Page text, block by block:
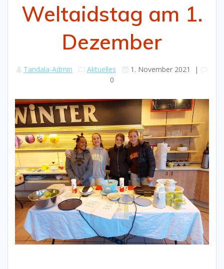
Weltaidstag am 1.
Dezember
Tandala-Admin Aktuelles 1. November 2021
|
0